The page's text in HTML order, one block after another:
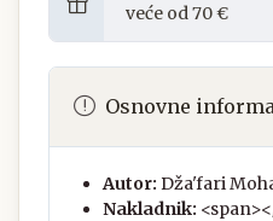
veće od 70 €
Osnovne
Autor: Dža'fari
Nakladnik: